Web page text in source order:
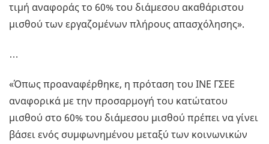
τιμή αναφοράς το 60% του διάμεσου ακαθάριστου
μισθού των εργαζομένων πλήρους απασχόλησης».
…
«Όπως προαναφέρθηκε, η πρόταση του ΙΝΕ ΓΣΕΕ
αναφορικά με την προσαρμογή του κατώτατου
μισθού στο 60% του διάμεσου μισθού πρέπει να γίνει
βάσει ενός συμφωνημένου μεταξύ των κοινωνικών